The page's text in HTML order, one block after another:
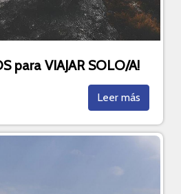
para VIAJAR SOLO/A!
Leer más